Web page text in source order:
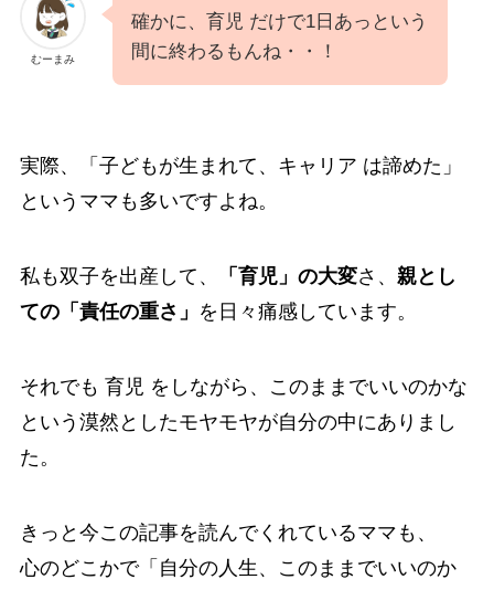
むーまみ
確かに、育児 だけで1日あっという
間に終わるもんね・・！
実際、「子どもが生まれて、キャリア は諦めた」
というママも多いですよね。
私も双子を出産して、 「育児」の大変さ、 親とし
ての「責任の重さ」 を日々痛感しています。
それでも 育児 をしながら、このままでいいのかな
という漠然としたモヤモヤが自分の中にありまし
た。
きっと今この記事を読んでくれているママも、
心のどこかで「自分の人生、このままでいいのか